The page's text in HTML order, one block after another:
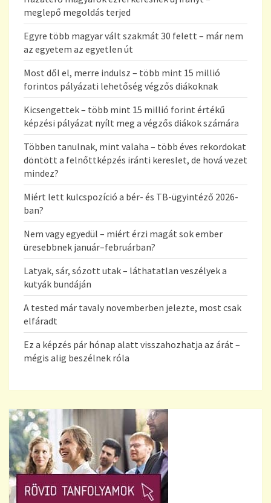
meglepő megoldás terjed
Egyre több magyar vált szakmát 30 felett – már nem
az egyetem az egyetlen út
Most dől el, merre indulsz – több mint 15 millió
forintos pályázati lehetőség végzős diákoknak
Kicsengettek – több mint 15 millió forint értékű
képzési pályázat nyílt meg a végzős diákok számára
Többen tanulnak, mint valaha – több éves rekordokat
döntött a felnőttképzés iránti kereslet, de hová vezet
mindez?
Miért lett kulcspozíció a bér- és TB-ügyintéző 2026-
ban?
Nem vagy egyedül – miért érzi magát sok ember
üresebbnek január–februárban?
Latyak, sár, sózott utak – láthatatlan veszélyek a
kutyák bundáján
A tested már tavaly novemberben jelezte, most csak
elfáradt
Ez a képzés pár hónap alatt visszahozhatja az árát –
mégis alig beszélnek róla